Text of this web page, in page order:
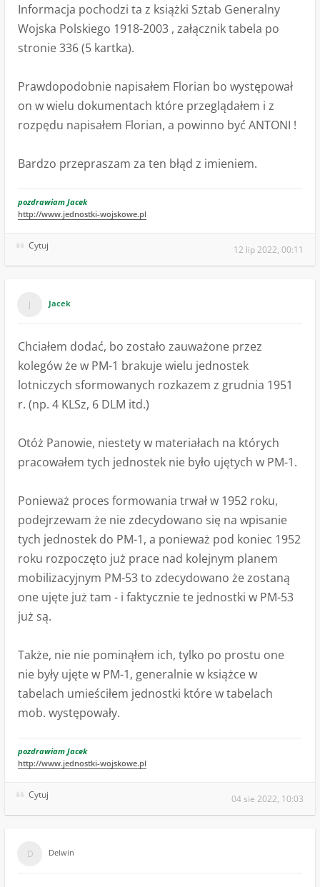
Informacja pochodzi ta z książki Sztab Generalny
Wojska Polskiego 1918-2003 , załącznik tabela po
stronie 336 (5 kartka).
Prawdopodobnie napisałem Florian bo występował
on w wielu dokumentach które przeglądałem i z
rozpędu napisałem Florian, a powinno być ANTONI !
Bardzo przepraszam za ten błąd z imieniem.
pozdrawiam Jacek
http://www.jednostki-wojskowe.pl
Cytuj 12 lip 2022, 00:11
Jacek
Chciałem dodać, bo zostało zauważone przez
kolegów że w PM-1 brakuje wielu jednostek
lotniczych sformowanych rozkazem z grudnia 1951
r. (np. 4 KLSz, 6 DLM itd.)
Otóż Panowie, niestety w materiałach na których
pracowałem tych jednostek nie było ujętych w PM-1.
Ponieważ proces formowania trwał w 1952 roku,
podejrzewam że nie zdecydowano się na wpisanie
tych jednostek do PM-1, a ponieważ pod koniec 1952
roku rozpoczęto już prace nad kolejnym planem
mobilizacyjnym PM-53 to zdecydowano że zostaną
one ujęte już tam - i faktycznie te jednostki w PM-53
już są.
Także, nie nie pominąłem ich, tylko po prostu one
nie były ujęte w PM-1, generalnie w książce w
tabelach umieściłem jednostki które w tabelach
mob. występowały.
pozdrawiam Jacek
http://www.jednostki-wojskowe.pl
Cytuj 04 sie 2022, 10:03
Delwin